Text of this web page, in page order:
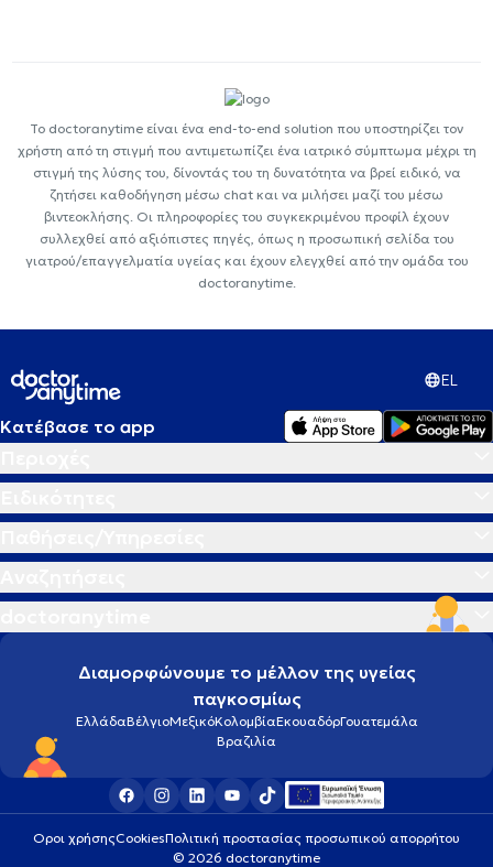
Το doctoranytime είναι ένα end-to-end solution που υποστηρίζει τον
χρήστη από τη στιγμή που αντιμετωπίζει ένα ιατρικό σύμπτωμα μέχρι τη
στιγμή της λύσης του, δίνοντάς του τη δυνατότητα να βρεί ειδικό, να
ζητήσει καθοδήγηση μέσω chat και να μιλήσει μαζί του μέσω
βιντεοκλήσης. Οι πληροφορίες του συγκεκριμένου προφίλ έχουν
συλλεχθεί από αξιόπιστες πηγές, όπως η προσωπική σελίδα του
γιατρού/επαγγελματία υγείας και έχουν ελεγχθεί από την ομάδα του
doctoranytime.
EL
Κατέβασε το app
Διαμορφώνουμε το μέλλον της υγείας
παγκοσμίως
ΕλλάδαΒέλγιοΜεξικόΚολομβίαΕκουαδόρΓουατεμάλα
Βραζιλία
Οροι χρήσηςCookiesΠολιτική προστασίας προσωπικού απορρήτου
© 2026 doctoranytime